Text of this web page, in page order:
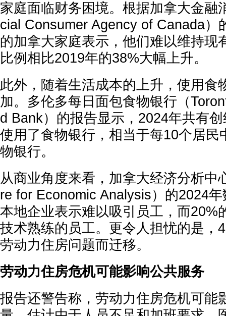
家庭面临财务困境。根据加拿大金融
cial Consumer Agency of Canada）
的加拿大家庭表示，他们难以维持现
比例相比2019年的38%大幅上升。
此外，随着生活成本的上升，使用食
加。多伦多每日面包食物银行（
d Bank）的报告显示，2024年共有
使用了食物银行，相当于每10个居民
物银行。
从商业角度来看，加拿大经济分析中
re for Economic Analysis）的2024
本地企业表示难以吸引员工，而20%
技术熟练的员工。更令人担忧的是，
劳动力住房问题而迁移。
劳动力住房危机可能影响公共服务
报告还警告称，劳动力住房危机可能